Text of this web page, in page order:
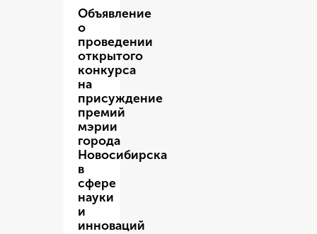
Объявление
о
проведении
открытого
конкурса
на
присуждение
премий
мэрии
города
Новосибирска
в
сфере
науки
и
инноваций